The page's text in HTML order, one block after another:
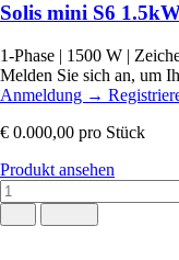
Solis mini S6
1-Phase | 1500 W |
Melden Sie sich an, um
Anmeldung →
€ 0.000,00 pro Stück
Produkt ansehen